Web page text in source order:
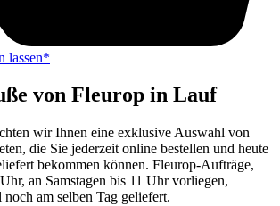
lassen*
von Fleurop in Lauf
wir Ihnen eine exklusive Auswahl von
die Sie jederzeit online bestellen und heute
bekommen können. Fleurop-Aufträge,
an Samstagen bis 11 Uhr vorliegen,
am selben Tag geliefert.